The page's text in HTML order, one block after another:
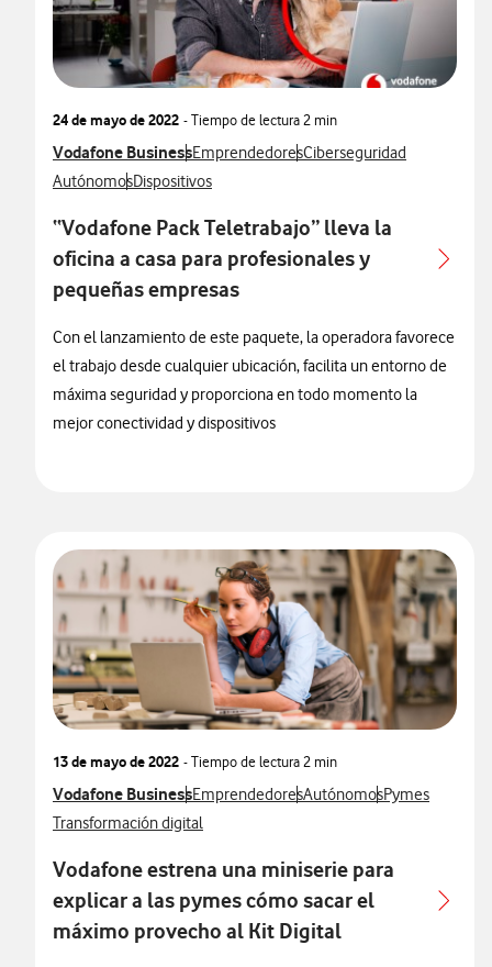
24 de mayo de 2022 - Tiempo de lectura2 min
Ver más notas de prensa relacionados con
Vodafone BusinessVer más notas de prensa relacionados con
EmprendedoresVer más notas de prensa
Ciberseguridad
Ver más notas de prensa relacionados con
AutónomosVer más notas de prensa relacionados con
Dispositivos
“Vodafone Pack Teletrabajo” lleva la
oficina a casa para profesionales y
pequeñas empresas
Con el lanzamiento de este paquete, la operadora favorece
el trabajo desde cualquier ubicación, facilita un entorno de
máxima seguridad y proporciona en todo momento la
mejor conectividad y dispositivos
13 de mayo de 2022 - Tiempo de lectura2 min
Ver más notas de prensa relacionados con
Vodafone BusinessVer más notas de prensa relacionados con
EmprendedoresVer más notas de prensa
AutónomosVer más notas
Pymes
Ver más notas de prensa relacionados con
Transformación digital
Vodafone estrena una miniserie para
explicar a las pymes cómo sacar el
máximo provecho al Kit Digital